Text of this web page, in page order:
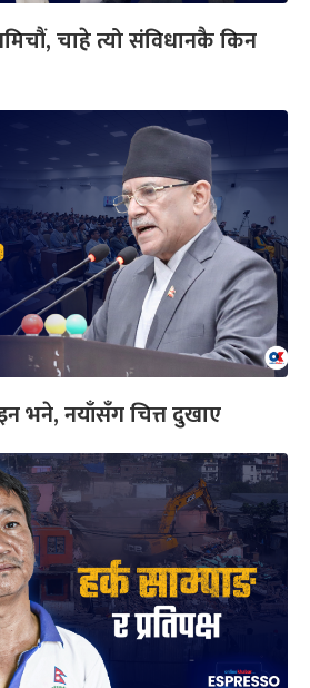
नमिचौं, चाहे त्यो संविधानकै किन
भने, नयाँसँग चित्त दुखाए